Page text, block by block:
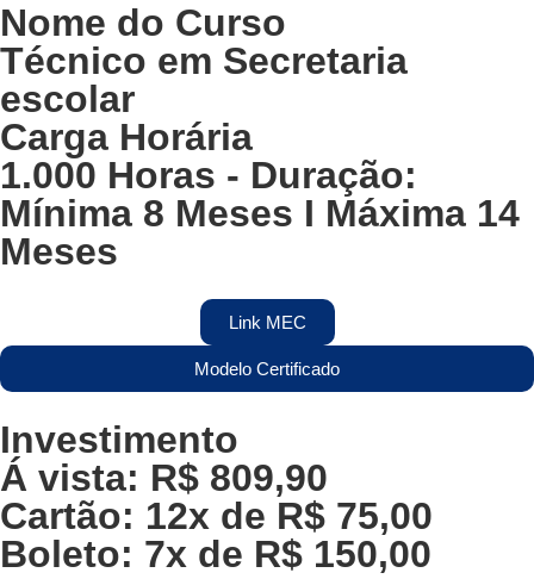
Nome do Curso
Técnico em Secretaria
escolar
Carga Horária
1.000 Horas - Duração:
Mínima 8 Meses I Máxima 14
Meses
Link MEC
Modelo Certificado
Investimento
Á vista: R$ 809,90
Cartão: 12x de R$ 75,00
Boleto: 7x de R$ 150,00